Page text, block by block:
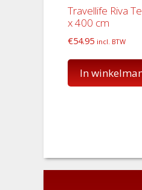
Travellife Riva
x 400 cm
€54.95 incl. BTW
In